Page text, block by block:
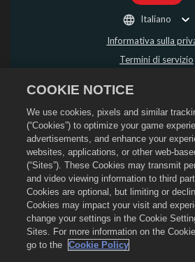
Informativa sulla
Termini di servizio
Politica sui rimborsi
Informativa sui
Assistenza per lo
Assistenza di gioco
Impostazioni
2026Social Point S.L. Dragon City e il logo
di Social Point S.L. Tutti i diritti riservati. Il
Zynga, Inc. Offerte valide solo all'interno del
e i prezzi dell'offerta variano in
Italiano
COOKIE NOTICE
We use cookies, pixels and similar
(“Cookies”) to optimize your game
advertisements, and enhance your
websites, applications, or other web-
(“Sites”). These Cookies may transmit
and video viewing information to third
Cookies are optional, but limiting or
Cookies may impact your visit and
change your settings in the Cookie
Sites. For more information on the
go to the
Cookie Policy